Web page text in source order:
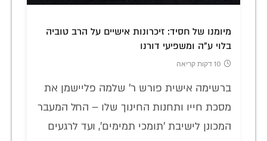
מיומנו של חסיד: זיכרונות אישיים על הרב טוביה
בלוי ע"ה ומשפיעי דורנו
10 דקות קריאה
ברשימה אישית פורש ר' שלמה פליישמן את
מסכת חייו ותחנות החינוך שלו – החל המעבר
המכונן לישיבת 'תומכי תמימים', ועד לרגעים